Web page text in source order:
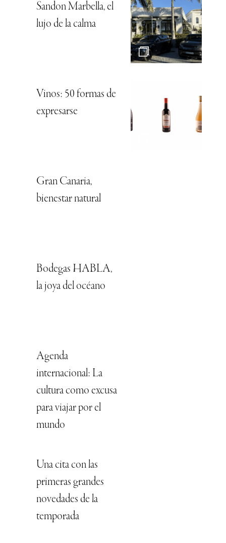
Sandon Marbella, el
lujo de la calma
Vinos: 50 formas de
expresarse
Gran Canaria,
bienestar natural
Bodegas HABLA,
la joya del océano
Agenda
internacional: La
cultura como excusa
para viajar por el
mundo
Una cita con las
primeras grandes
novedades de la
temporada